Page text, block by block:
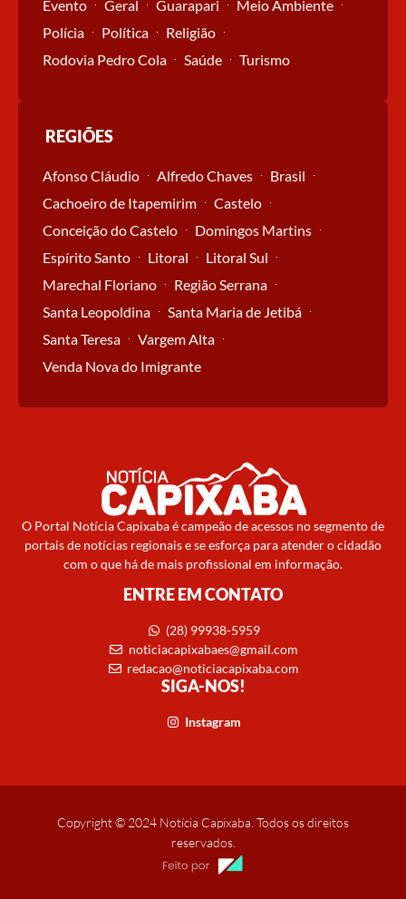
Evento
Geral Guarapari
Meio Ambiente
Polícia
Política
Religião
Rodovia Pedro Cola
Saúde Turismo
REGIÕES
Afonso Cláudio Alfredo Chaves
Brasil
Cachoeiro de Itapemirim
Castelo
Conceição do Castelo
Domingos Martins
Espírito Santo
Litoral
Litoral Sul
Marechal Floriano
Região Serrana
Santa Leopoldina
Santa Maria de Jetibá
Santa Teresa
Vargem Alta
Venda Nova do Imigrante
O Portal Notícia Capixaba é campeão de acessos no segmento de
portais de notícias regionais e se esforça para atender o cidadão
com o que há de mais profissional em informação.
ENTRE EM CONTATO
(28) 99938-5959
noticiacapixabaes@gmail.com
redacao@noticiacapixaba.com
SIGA-NOS!
Instagram
Copyright © 2024 Notícia Capixaba. Todos os direitos
reservados.